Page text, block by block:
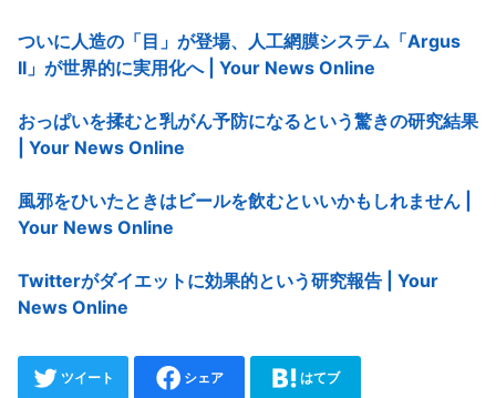
ついに人造の「目」が登場、人工網膜システム「Argus
II」が世界的に実用化へ | Your News Online
おっぱいを揉むと乳がん予防になるという驚きの研究結果
| Your News Online
風邪をひいたときはビールを飲むといいかもしれません |
Your News Online
Twitterがダイエットに効果的という研究報告 | Your
News Online
ツイート シェア はてブ